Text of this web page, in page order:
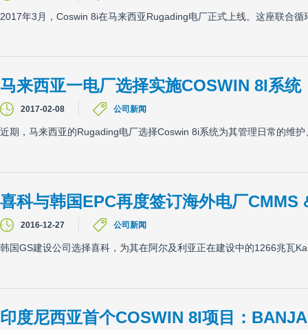
2017年3月，Coswin 8i在马来西亚Rugading电厂正式上线。这座联合
马来西亚一电厂选择实施COSWIN 8I系统
2017-02-08 公司新闻
近期，马来西亚的Rugading电厂选择Coswin 8i系统为其管理日常的维
喜科与韩国EPC再度签订海外电厂CMMS
2016-12-27 公司新闻
韩国GS建设公司选择喜科，为其在阿尔及利亚正在建设中的1266兆瓦
印度尼西亚首个COSWIN 8I项目：